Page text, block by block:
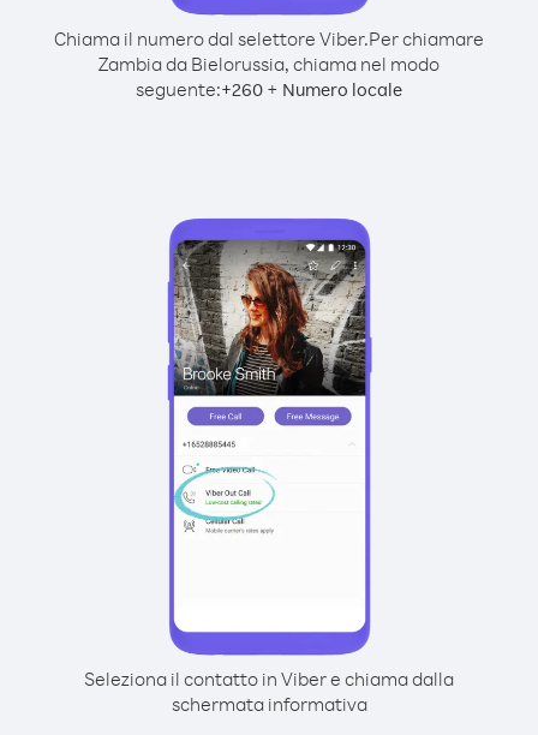
Chiama il numero dal selettore Viber.Per chiamare
Zambia da Bielorussia, chiama nel modo
seguente:+260 + Numero locale
Seleziona il contatto in Viber e chiama dalla
schermata informativa